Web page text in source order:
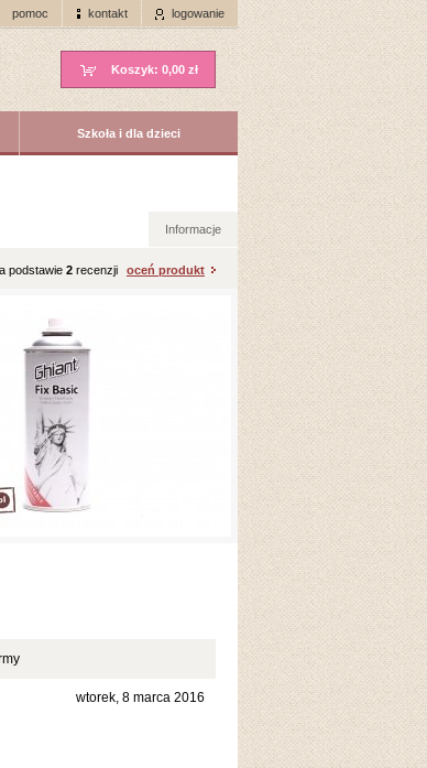
logowanie
kontakt
pomoc
Koszyk: 0,00 zł
Szkoła i dla dzieci
Informacje
podstawie 2 recenzji oceń produkt
wtorek, 8 marca 2016